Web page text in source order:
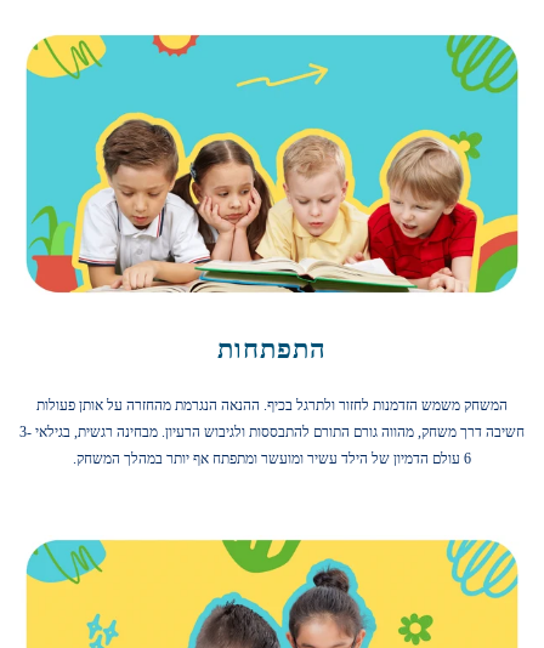
התפתחות
המשחק משמש הזדמנות לחזור ולתרגל בכיף. ההנאה הנגרמת מהחזרה על אותן פעולות
חשיבה דרך משחק, מהווה גורם התורם להתבססות ולגיבוש הרעיון. מבחינה רגשית, בגילאי 3-
6 עולם הדמיון של הילד עשיר ומועשר ומתפתח אף יותר במהלך המשחק.